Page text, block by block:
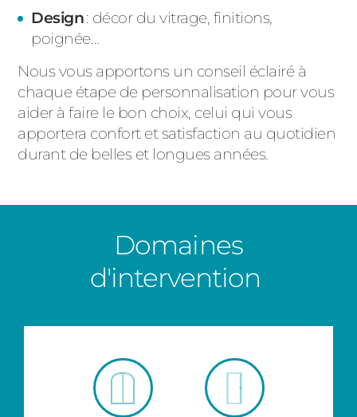
Design: décor du vitrage, finitions,
poignée…
Nous vous apportons un conseil éclairé à
chaque étape de personnalisation pour vous
aider à faire le bon choix, celui qui vous
apportera confort et satisfaction au quotidien
durant de belles et longues années.
Domaines
d'intervention